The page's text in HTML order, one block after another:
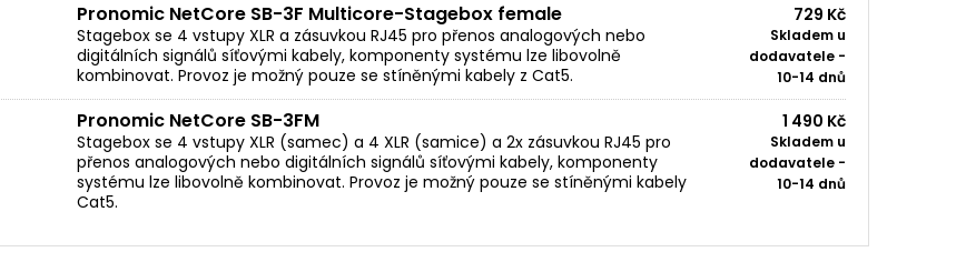
Pronomic NetCore SB-3F Multicore-Stagebox female
Stagebox se 4 vstupy XLR a zásuvkou RJ45 pro přenos analogových nebo
digitálních signálů síťovými kabely, komponenty systému lze libovolně
kombinovat. Provoz je možný pouze se stíněnými kabely z Cat5.
729 Kč
Skladem u
dodavatele -
10-14 dnů
Pronomic NetCore SB-3FM
Stagebox se 4 vstupy XLR (samec) a 4 XLR (samice) a 2x zásuvkou RJ45 pro
přenos analogových nebo digitálních signálů síťovými kabely, komponenty
systému lze libovolně kombinovat. Provoz je možný pouze se stíněnými kabely
Cat5.
1 490 Kč
Skladem u
dodavatele -
10-14 dnů